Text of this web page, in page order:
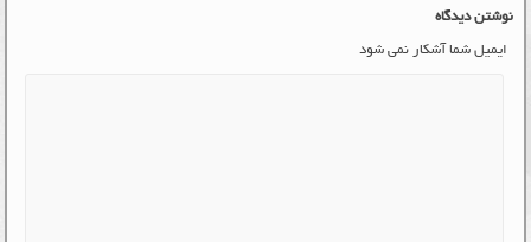
نوشتن دیدگاه
ایمیل شما آشکار نمی شود